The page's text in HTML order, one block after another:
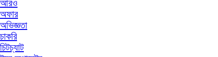
আরও
অফার
অভিজ্ঞতা
চাকরি
চিটচ্যাট